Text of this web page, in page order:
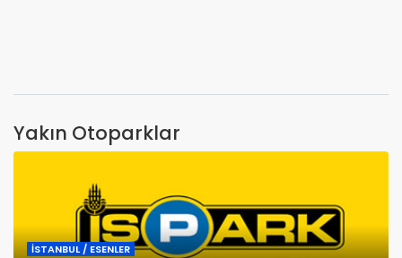
Yakın Otoparklar
İSTANBUL / ESENLER